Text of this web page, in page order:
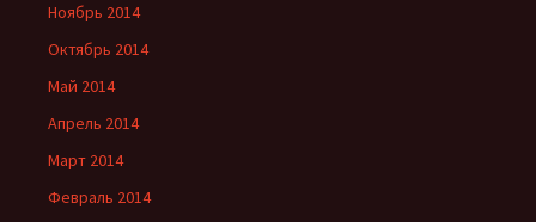
Ноябрь 2014
Октябрь 2014
Май 2014
Апрель 2014
Март 2014
Февраль 2014